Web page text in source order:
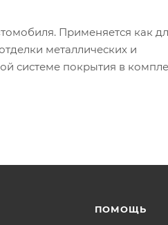
Применяется как
металлических и
системе покрытия в
ПОМОЩЬ